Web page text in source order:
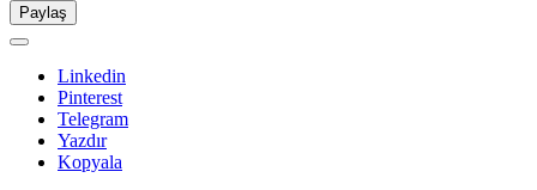
Paylaş
Linkedin
Pinterest
Telegram
Yazdır
Kopyala